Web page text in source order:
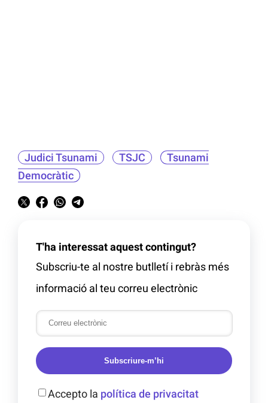
Judici Tsunami TSJC
Tsunami
Democràtic
T'ha interessat aquest contingut?
Subscriu-te al nostre butlletí i rebràs més
informació al teu correu electrònic
Subscriure-m’hi
Accepto la política de privacitat